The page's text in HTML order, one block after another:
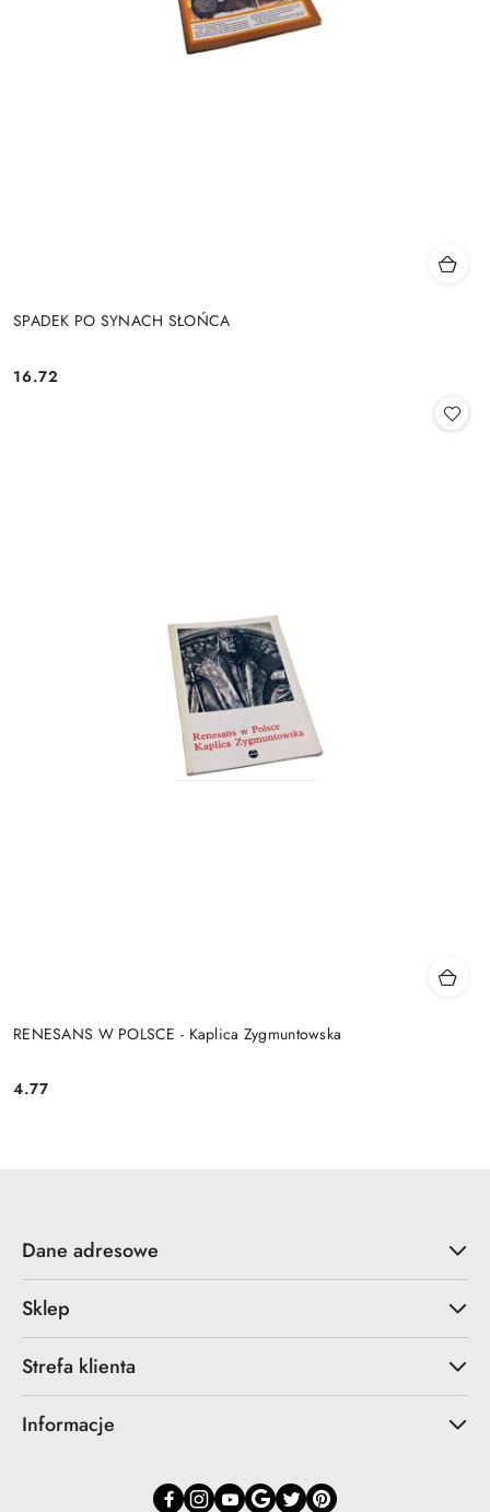
SPADEK PO SYNACH SŁOŃCA
Cena:
16.72
RENESANS W POLSCE - Kaplica Zygmuntowska
Cena:
4.77
Dane adresowe
Sklep
Strefa klienta
Informacje